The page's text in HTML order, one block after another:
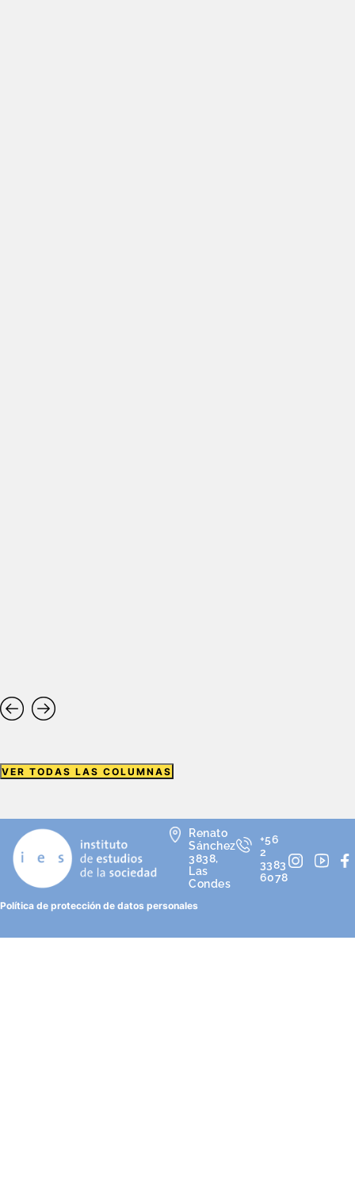
VER TODAS LAS COLUMNAS
Renato
Sánchez
3838,
Las
Condes
+56
2
3383
6078
Política de protección de datos personales